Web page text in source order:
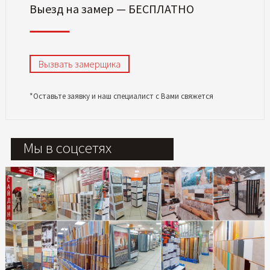
Выезд на замер — БЕСПЛАТНО
Вызвать замерщика
*Оставьте заявку и наш специалист с Вами свяжется
Мы в соцсетях